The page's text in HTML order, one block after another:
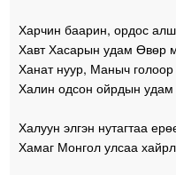
Харчин баарин, ордос
Хавт Хасарын удам Өвөр
Ханат нуур, Маныч голоор
Халин одсон ойрдын
Халуун элгэн нутагтаа
Хамаг Монгол улсаа